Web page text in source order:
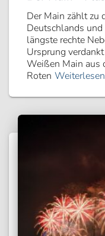
Der Main zählt zu
Deutschlands
längste rechte
Ursprung
Weißen Main aus
Roten Weiterlesen